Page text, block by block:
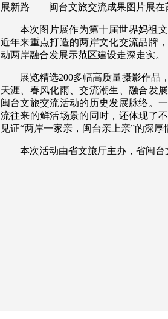
展新路——闽台文旅交流成果图片展在
本次图片展作为第十届世界妈祖
近年来重点打造的两岸文化交流品牌
动两岸融合发展示范区建设走深走实。
展览精选200多幅高质量摄影作品
天涯、春风化雨、交流潮生、融合发
闽台文旅交流活动的历史发展脉络。
流往来的鲜活场景的同时，还体现了
见证“两岸一家亲，闽台亲上亲”的深厚
本次活动由省文旅厅主办，省闽台